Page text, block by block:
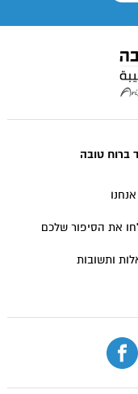
ברוח טובה
את הסיפור שלכם
ותשובות